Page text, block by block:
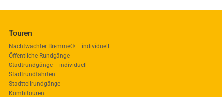
Touren
Nachtwächter Bremme® – individuell
Öffentliche Rundgänge
Stadtrundgänge – individuell
Stadtrundfahrten
Stadtteilrundgänge
Kombitouren